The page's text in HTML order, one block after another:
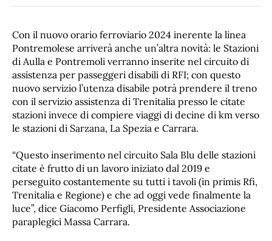
Con il nuovo orario ferroviario 2024 inerente la linea
Pontremolese arriverà anche un’altra novità: le Stazioni
di Aulla e Pontremoli verranno inserite nel circuito di
assistenza per passeggeri disabili di RFI; con questo
nuovo servizio l’utenza disabile potrà prendere il treno
con il servizio assistenza di Trenitalia presso le citate
stazioni invece di compiere viaggi di decine di km verso
le stazioni di Sarzana, La Spezia e Carrara.
“Questo inserimento nel circuito Sala Blu delle stazioni
citate è frutto di un lavoro iniziato dal 2019 e
perseguito costantemente su tutti i tavoli (in primis Rfi,
Trenitalia e Regione) e che ad oggi vede finalmente la
luce”, dice Giacomo Perfigli, Presidente Associazione
paraplegici Massa Carrara.